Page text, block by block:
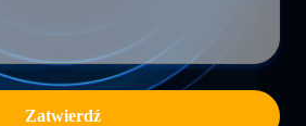
Zatwierdź